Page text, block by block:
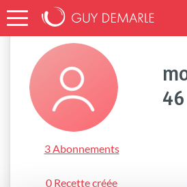
Accueil monschm_1d46
46
3 Abonnements
0 Recette créée